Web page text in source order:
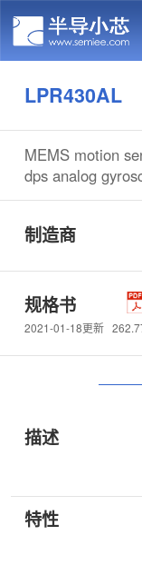
LPR430AL
MEMS motion
dps analog
制造商
规格书
2021-01-18更新
描述
特性